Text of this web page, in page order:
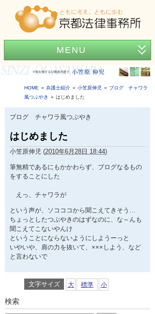
MENU
ホーム
事務所紹介
弁護士紹介
弁護士費用
News
HOME 弁護士紹介 小笠原伸児
ブログ チャワラ
風つぶやき
はじめました
ブログ チャワラ風つぶやき
はじめました
小笠原伸児 (2010年6月28日 18:44)
筆無精であるにもかかわらず、ブログなるもの
をすることにした
えっ、チャワラが
という声が、ソコココから聞こえてきそう…
ちょっとしたつぶやきのはずなのに、な～んも
聞こえてこないやんけ
ということにならないようにしようーっと
いやいや、肩の力を抜いて、×××しよう、など
と言わないで
文字サイズ 大 標準 小
検索